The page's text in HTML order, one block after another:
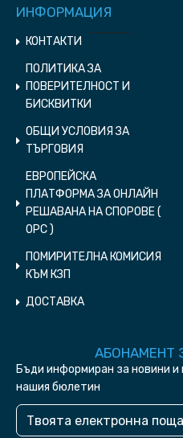
ИНФОРМАЦИЯ
КОНТАКТИ
ПОЛИТИКА ЗА
ПОВЕРИТЕЛНОСТ И
БИСКВИТКИ
ОБЩИ УСЛОВИЯ ЗА
ТЪРГОВИЯ
ЕВРОПЕЙСКА
ПЛАТФОРМА ЗА ОНЛАЙН
РЕШАВАНА НА СПОРОВЕ (
ОPC )
ПОМИРИТЕЛНА КОМИСИЯ
КЪМ КЗП
ДОСТАВКА
АБОНАМЕНТ
Бъди информиран за новини и
нашия бюлетин